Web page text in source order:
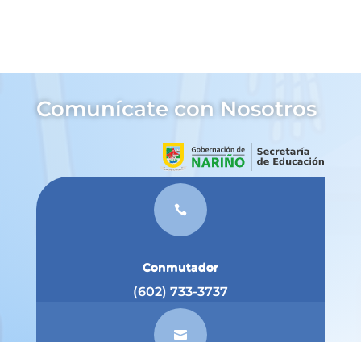
Comunícate con Nosotros

Conmutador
(602) 733-3737
